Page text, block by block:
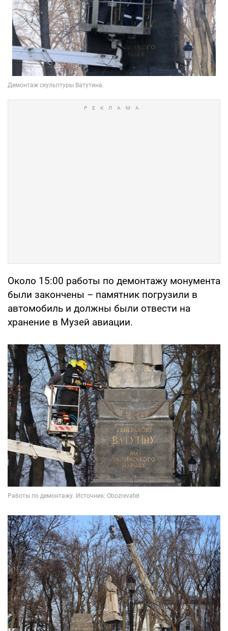
Около 15:00 работы по демонтажу монумента
были закончены – памятник погрузили в
автомобиль и должны были отвести на
хранение в Музей авиации.